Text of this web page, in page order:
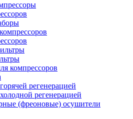
компрессоров
регенерацией
регенерацией
(фреоновые) осушители